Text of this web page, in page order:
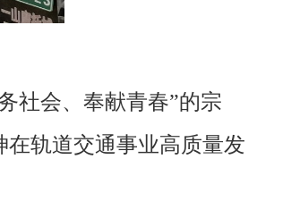
社会、奉献青春”的宗
轨道交通事业高质量发